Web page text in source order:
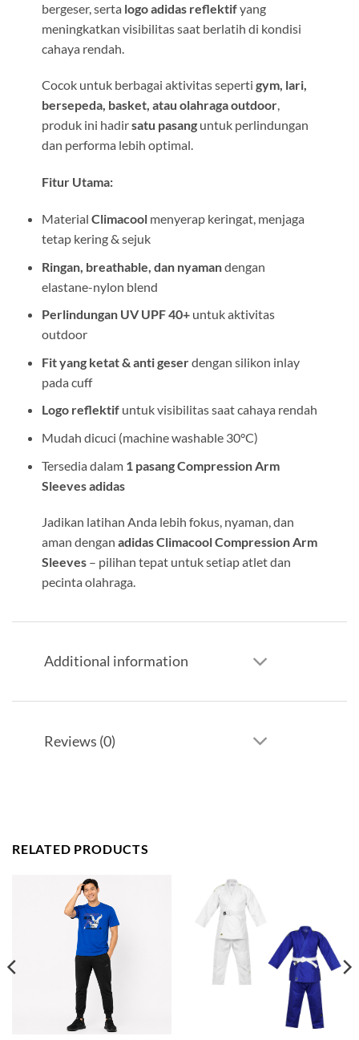
bergeser, serta logo adidas reflektifyang
meningkatkan visibilitas saat berlatih di kondisi
cahaya rendah.
Cocok untuk berbagai aktivitas seperti gym, lari,
bersepeda, basket, atau olahraga outdoor,
produk ini hadirsatu pasanguntuk perlindungan
dan performa lebih optimal.
Fitur Utama:
Material Climacoolmenyerap keringat, menjaga
tetap kering & sejuk
Ringan, breathable, dan nyamandengan
elastane-nylon blend
Perlindungan UV UPF 40+untuk aktivitas
outdoor
Fit yang ketat & anti geserdengan silikon inlay
pada cuff
Logo reflektifuntuk visibilitas saat cahaya rendah
Mudah dicuci (machine washable 30°C)
Tersedia dalam 1 pasang Compression Arm
Sleeves adidas
Jadikan latihan Anda lebih fokus, nyaman, dan
aman dengan adidas Climacool Compression Arm
Sleeves– pilihan tepat untuk setiap atlet dan
pecinta olahraga.
Additional information
Reviews (0)
RELATED PRODUCTS